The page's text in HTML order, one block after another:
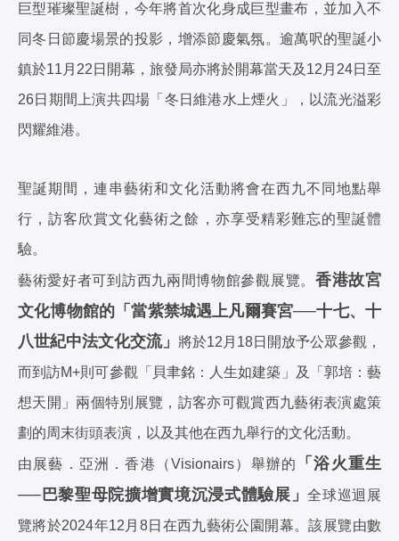
巨型璀璨聖誕樹，今年將首次化身成巨型畫布，並加入不
同冬日節慶場景的投影，增添節慶氣氛。逾萬呎的聖誕小
鎮於11月22日開幕，旅發局亦將於開幕當天及12月24日至
26日期間上演共四場「冬日維港水上煙火」，以流光溢彩
閃耀維港。
聖誕期間，連串藝術和文化活動將會在西九不同地點舉
行，訪客欣賞文化藝術之餘，亦享受精彩難忘的聖誕體
驗。
藝術愛好者可到訪西九兩間博物館參觀展覽。 香港故宮
文化博物館的「當紫禁城遇上凡爾賽宮──十七、十
八世紀中法文化交流」
將於12月18日開放予公眾參觀，
而到訪M+則可參觀「貝聿銘：人生如建築」及「郭培：藝
想天開」兩個特別展覽，訪客亦可觀賞西九藝術表演處策
劃的周末街頭表演，以及其他在西九舉行的文化活動。
由展藝．亞洲．香港（Visionairs）舉辦的
「浴火重生
──巴黎聖母院擴增實境沉浸式體驗展」全球巡迴展
覽將於2024年12月8日在西九藝術公園開幕。該展覽由數